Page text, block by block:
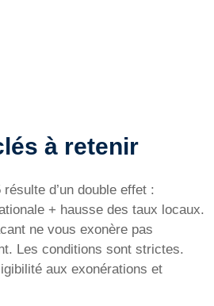
à retenir
résulte d’un double effet :
+ hausse des taux locaux.
ne vous exonère pas
Les conditions sont strictes.
aux exonérations et